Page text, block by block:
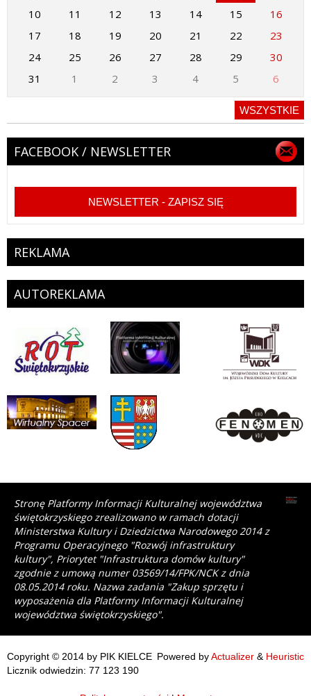
10
11 12 13 14 15
16
17
18 19 20 21 22
23
24
25 26 27 28 29
30
31
1 2 3 4 5 6
WSZYSTKIE
FACEBOOK / NEWSLETTER
NEWSLETTER - ZAPISZ SIĘ
REKLAMA
AUTOREKLAMA
Stronę Platformy Informacji Kulturalnej województwa
świętokrzyskiego zrealizowano w ramach dotacji
Ministerstwa Kultury i Dziedzictwa Narodowego 2014 z
Programu Operacyjnego "Rozwój infrastruktury
kultury", Priorytet "Infrastruktura domów kultury"
zgodnie z umową numer 03569/14/FPK/NCK z dnia
08.05.2014 roku. Nazwa zadania "Zakup sprzętu i
wyposażenia dla Platformy Informacji Kulturalnej
województwa świętokrzyskiego".
Powered byActualizer & Heuristic
Copyright © 2014 by PIK KIELCE
Licznik odwiedzin: 77 123 190